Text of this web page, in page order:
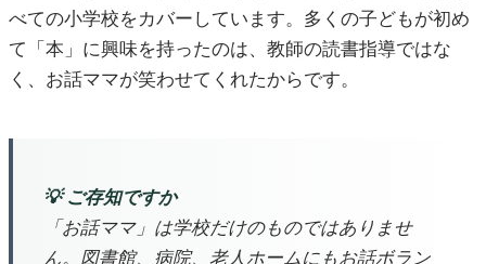
べての小学校をカバーしています。多くの子どもが初め
て「本」に興味を持ったのは、教師の読書指導ではな
く、お話ママが笑わせてくれたからです。
💡 ご存知ですか
「お話ママ」は学校だけのものではありませ
ん。図書館、病院、老人ホームにもお話ボラン